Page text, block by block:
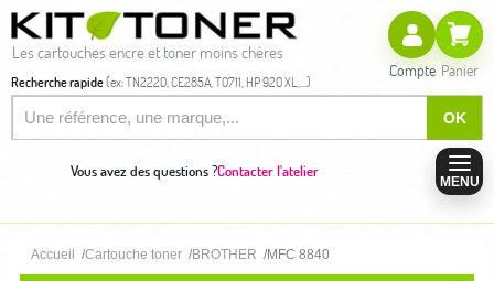
Les cartouches encre et toner moins chères
Recherche rapide(ex: TN2220, CE285A, T0711, HP 920 XL,...)
OK
Compte Panier
Vous avez des questions ?Contacter l'atelier
MENU
Accueil Cartouche toner BROTHER MFC 8840